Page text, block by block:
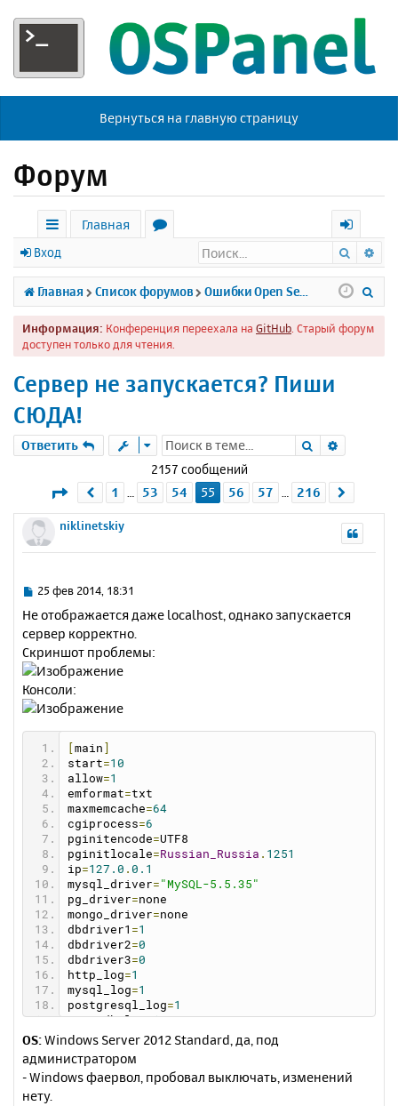
Вернуться на главную страницу
Форум
с
ы
л
к
Главная
р
у
м
х
о
д
Вход Поиск
Главная Список форумов
Информация: Конференция переехала на GitHub . Старый форум
доступен только для чтения.
Сервер не запускается? Пиши
СЮДА!
Ответить Поиск
2157 сообщений
Страница 55из 216
Пред.
1 53 54 55 56 57 216
niklinetskiy
С
о
б
щ
е
н
и
е
25 фев 2014, 18:31
Не отображается даже localhost, однако запускается
сервер корректно.
Скриншот проблемы:
Консоли:
main
start=10
allow=1
emformat=txt
maxmemcache=64
cgiprocess=6
pginitencode=UTF8
pginitlocale=Russian_Russia . 1251
ip=127.0 . 0.1
mysql_driver= "MySQL-5.5.35"
pg_driver=none
mongo_driver=none
dbdriver1 =1
dbdriver2=0
dbdriver3=0
http_log=1
mysql_log=1
postgresql_log=1
mongodb_log=1
dns_log=1
debugmail=
mysqlcharset =utf8_general_ci
OS:Windows Server 2012 Standard, да, под
администратором
- Windows фаервол, пробовал выключать, изменений
нету.